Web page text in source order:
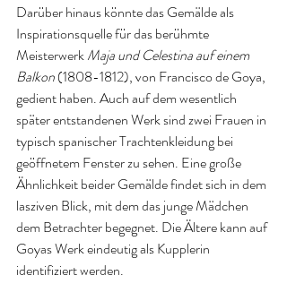
Darüber hinaus könnte das Gemälde als
Inspirationsquelle für das berühmte
Meisterwerk Maja und Celestina auf einem
Balkon (1808-1812), von Francisco de Goya,
gedient haben. Auch auf dem wesentlich
später entstandenen Werk sind zwei Frauen in
typisch spanischer Trachtenkleidung bei
geöffnetem Fenster zu sehen. Eine große
Ähnlichkeit beider Gemälde findet sich in dem
lasziven Blick, mit dem das junge Mädchen
dem Betrachter begegnet. Die Ältere kann auf
Goyas Werk eindeutig als Kupplerin
identifiziert werden.